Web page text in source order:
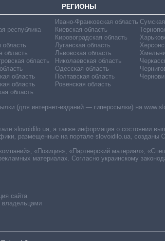
РЕГИОНЫ
республика
область
область
область
область
область
область
Ивано-Франковская область
Киевская область
Кировоградская область
Луганская область
Львовская область
Николаевская область
Одесская область
Полтавская область
Ровенская область
сайта
владельцами
(для интернет-изданий — гиперссылки) на
slovoidilo.ua, а также информация о состоянии
размещенные на портале slovoidilo.ua, созданы
«Позиция», «Партнерский материал»,
материалах. Согласно украинскому